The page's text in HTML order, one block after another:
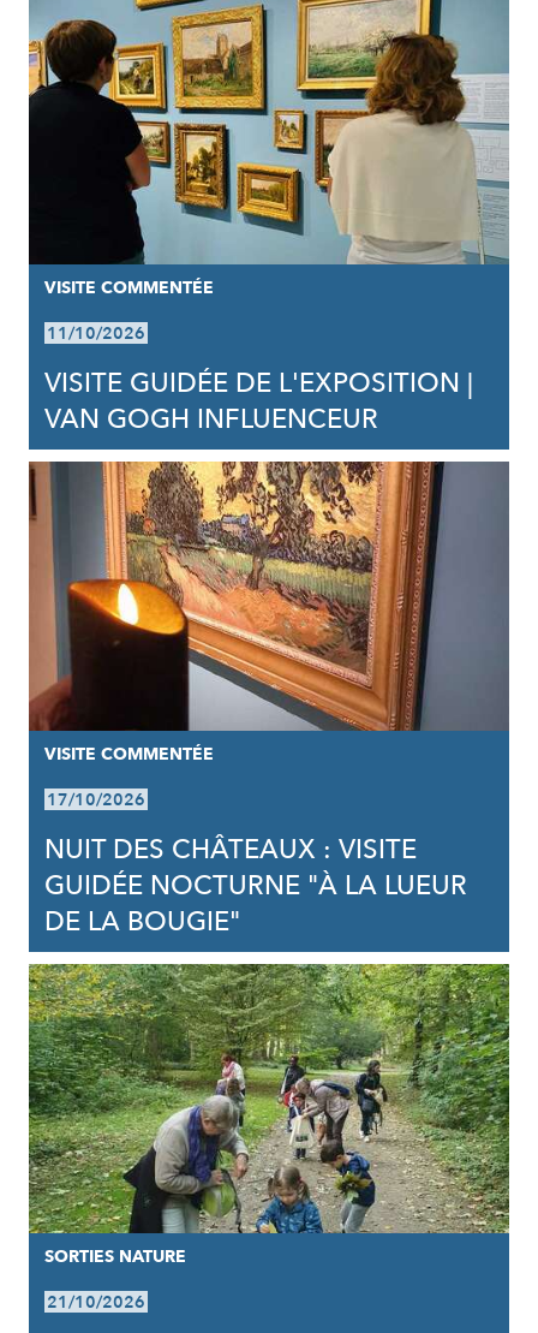
VISITE COMMENTÉE
11/10/2026
VISITE GUIDÉE DE L'EXPOSITION |
VAN GOGH INFLUENCEUR
VISITE COMMENTÉE
17/10/2026
NUIT DES CHÂTEAUX : VISITE
GUIDÉE NOCTURNE "À LA LUEUR
DE LA BOUGIE"
SORTIES NATURE
21/10/2026